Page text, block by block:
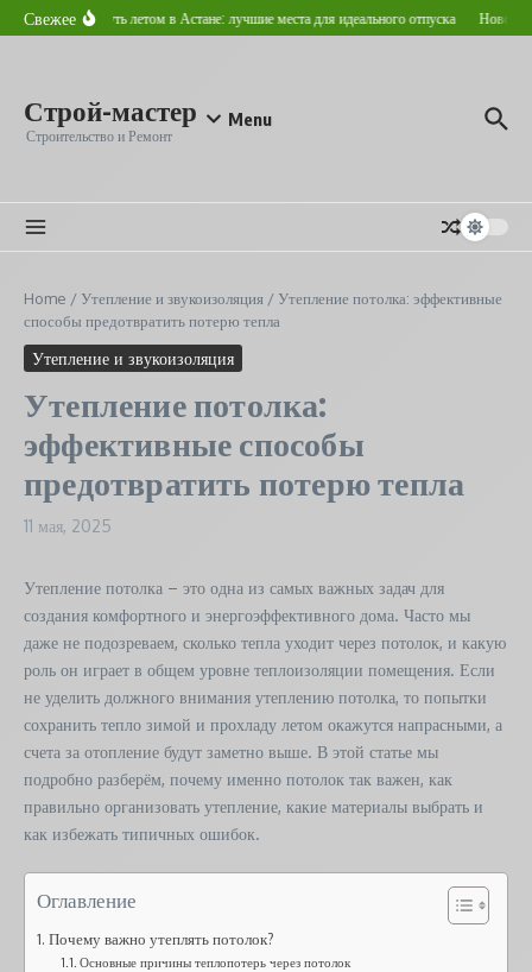
Перейти к содержанию
Свежее
Где отдохнуть летом в Астане: лучшие места для идеального отпуска
Строй-мастер
Строительство и Ремонт
Menu
Home / Утепление и звукоизоляция / Утепление потолка: эффективные
способы предотвратить потерю тепла
Утепление и звукоизоляция
Утепление потолка:
эффективные способы
предотвратить потерю тепла
11 мая, 2025
Утепление потолка – это одна из самых важных задач для
создания комфортного и энергоэффективного дома. Часто мы
даже не подозреваем, сколько тепла уходит через потолок, и какую
роль он играет в общем уровне теплоизоляции помещения. Если
не уделить должного внимания утеплению потолка, то попытки
сохранить тепло зимой и прохладу летом окажутся напрасными, а
счета за отопление будут заметно выше. В этой статье мы
подробно разберём, почему именно потолок так важен, как
правильно организовать утепление, какие материалы выбрать и
как избежать типичных ошибок.
Оглавление
Почему важно утеплять потолок?
Основные причины теплопотерь через потолок